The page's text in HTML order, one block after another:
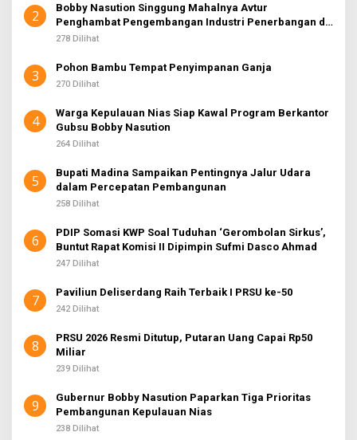
2
Bobby Nasution Singgung Mahalnya Avtur
Penghambat Pengembangan Industri Penerbangan di
Sumut
278 Dilihat
3 Pohon Bambu Tempat Penyimpanan Ganja
270 Dilihat
4
Warga Kepulauan Nias Siap Kawal Program Berkantor
Gubsu Bobby Nasution
264 Dilihat
5
Bupati Madina Sampaikan Pentingnya Jalur Udara
dalam Percepatan Pembangunan
258 Dilihat
6
PDIP Somasi KWP Soal Tuduhan ‘Gerombolan Sirkus’,
Buntut Rapat Komisi II Dipimpin Sufmi Dasco Ahmad
247 Dilihat
7 Paviliun Deliserdang Raih Terbaik I PRSU ke-50
242 Dilihat
8
PRSU 2026 Resmi Ditutup, Putaran Uang Capai Rp50
Miliar
239 Dilihat
9
Gubernur Bobby Nasution Paparkan Tiga Prioritas
Pembangunan Kepulauan Nias
238 Dilihat